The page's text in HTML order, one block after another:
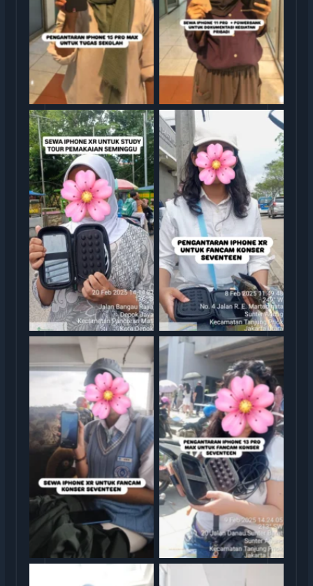
Sewa iphone jakarta Sewa iphone jakarta
rental iphone jakarta rental iphone jakarta